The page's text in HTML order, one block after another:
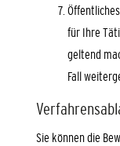
für Ihre
geltend
Fall
Sie können die